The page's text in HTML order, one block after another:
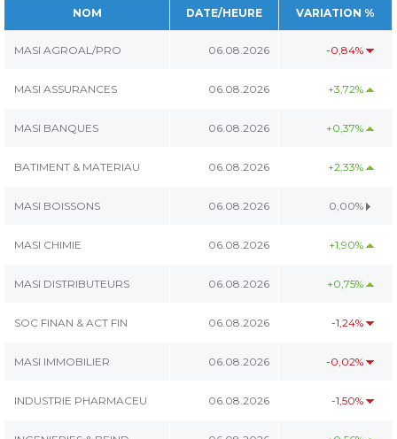
NOM DATE/HEURE VARIATION %
MASI AGROAL/PRO 06.08.2026 -0,84%
MASI ASSURANCES 06.08.2026 +3,72%
MASI BANQUES 06.08.2026 +0,37%
BATIMENT & MATERIAU 06.08.2026 +2,33%
MASI BOISSONS 06.08.2026 0,00%
MASI CHIMIE 06.08.2026 +1,90%
MASI DISTRIBUTEURS 06.08.2026 +0,75%
SOC FINAN & ACT FIN 06.08.2026 -1,24%
MASI IMMOBILIER 06.08.2026 -0,02%
INDUSTRIE PHARMACEU 06.08.2026 -1,50%